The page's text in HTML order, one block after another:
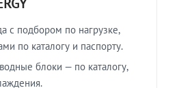
с подбором по нагрузке,
по каталогу и паспорту.
блоки — по каталогу,